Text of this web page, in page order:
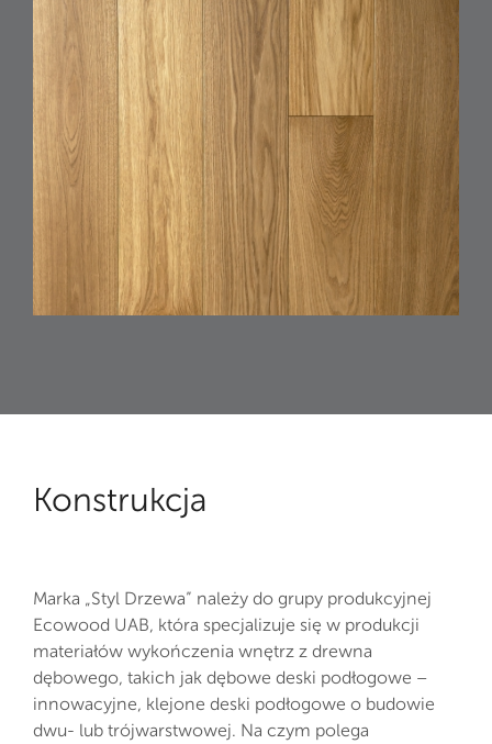
Konstrukcja
Marka „Styl Drzewa” należy do grupy produkcyjnej
Ecowood UAB, która specjalizuje się w produkcji
materiałów wykończenia wnętrz z drewna
dębowego, takich jak dębowe deski podłogowe –
innowacyjne, klejone deski podłogowe o budowie
dwu- lub trójwarstwowej. Na czym polega